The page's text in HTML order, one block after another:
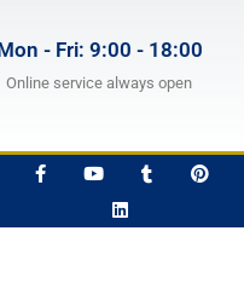
- Fri: 9:00 - 18:00
Online service always open